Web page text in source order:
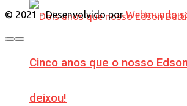
Cinco anos que o nosso
deixou!
© 2021 - Desenvolvido porWebmundo